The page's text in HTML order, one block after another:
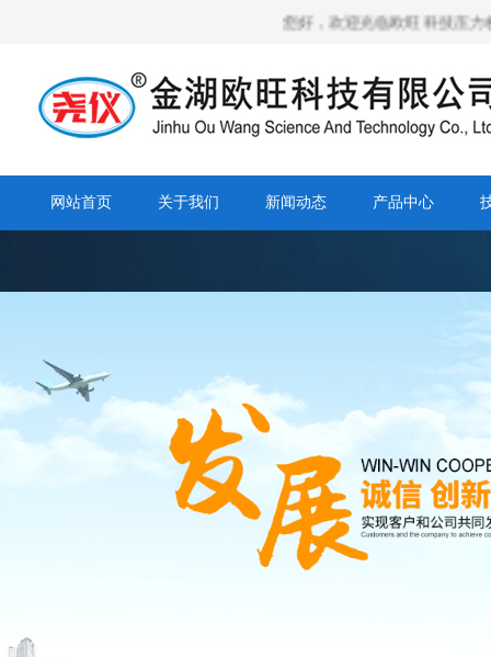
您好，欢迎光临欧旺科技压力校验
网站首页 关于我们 新闻动态 产品中心